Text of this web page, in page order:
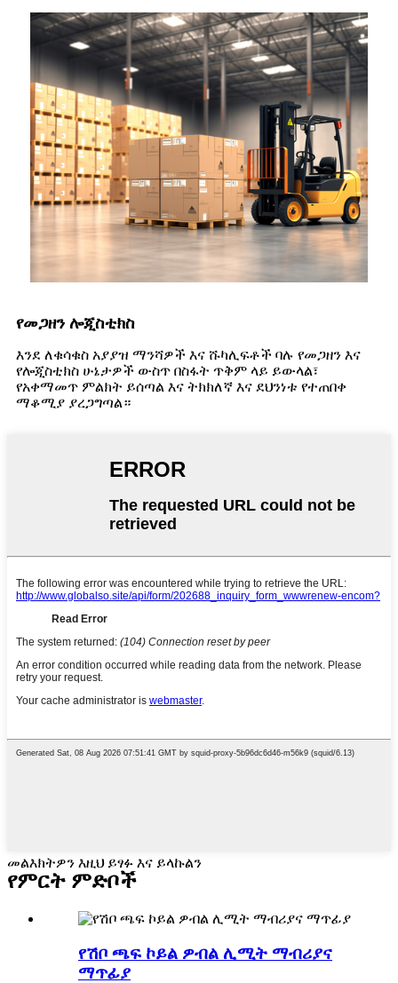
የመጋዘን ሎጂስቲክስ
እንደ ለቁሳቁስ አያያዝ ማንሻዎች እና ሹካሊፍቶች ባሉ የመጋዘን እና
የሎጂስቲክስ ሁኔታዎች ውስጥ በስፋት ጥቅም ላይ ይውላል፣
የአቀማመጥ ምልክት ይሰጣል እና ትክክለኛ እና ደህንነቱ የተጠበቀ
ማቆሚያ ያረጋግጣል።
መልእክትዎን እዚህ ይፃፉ እና ይላኩልን
የምርት ምድቦች
የሽቦ ጫፍ ኮይል ዎብል ሊሚት ማብሪያና
ማጥፊያ